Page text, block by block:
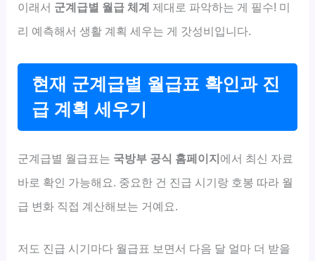
이래서 군계급별 월급 체계 제대로 파악하는 게 필수! 미
리 예측해서 생활 계획 세우는 게 갓성비입니다.
현재 군계급별 월급표 확인과 진
급 계획 세우기
군계급별 월급표는 국방부 공식 홈페이지에서 최신 자료
바로 확인 가능해요. 중요한 건 진급 시기랑 호봉 따라 월
급 변화 직접 계산해보는 거예요.
저도 진급 시기마다 월급표 보면서 다음 달 얼마 더 받을